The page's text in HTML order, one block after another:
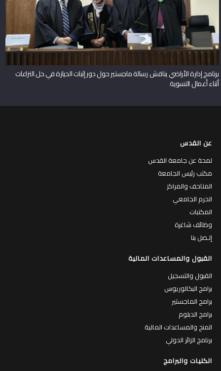
برنامج إدارة الأراضي يناقش رسالة ماجستير حول دور إثبات الحيازة في حل النزاعات
أثناء أعمال التسوية
عن القدس
لمحة عن جامعة القدس
مكتب رئيس الجامعة
المتاحف والمراكز
الحرم الجامعي
المكتبات
وظائف شاغرة
إتـصل بنا
القبول والمساعدات المالية
القبول والتسجيل
برامج البكالوريوس
برامج الماجستير
برامج الدبلوم
المنح والمساعدات المالية
برنامج الزائر الدولي
الكليات والبرامج